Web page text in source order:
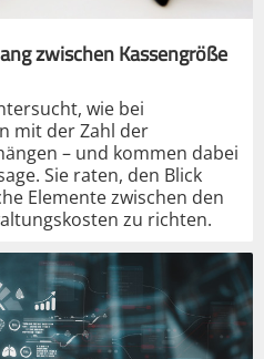
zwischen Kassengröße
wie bei
mit der Zahl der
– und kommen dabei
Sie raten, den Blick
Elemente zwischen den
zu richten.